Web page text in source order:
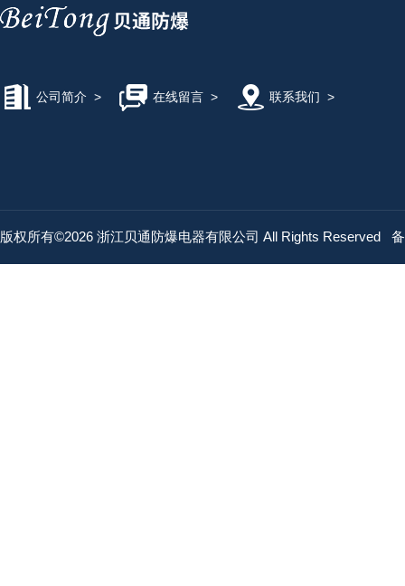
公司简介 > 在线留言> 联系我们 >
版权所有©2026 浙江贝通防爆电器有限公司 All Rights Reserved